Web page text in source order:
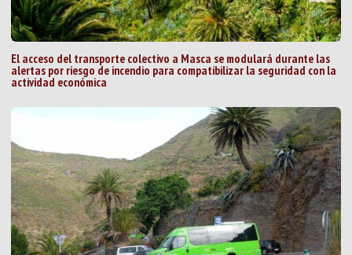
El acceso del transporte colectivo a Masca se modulará durante las
alertas por riesgo de incendio para compatibilizar la seguridad con la
actividad económica